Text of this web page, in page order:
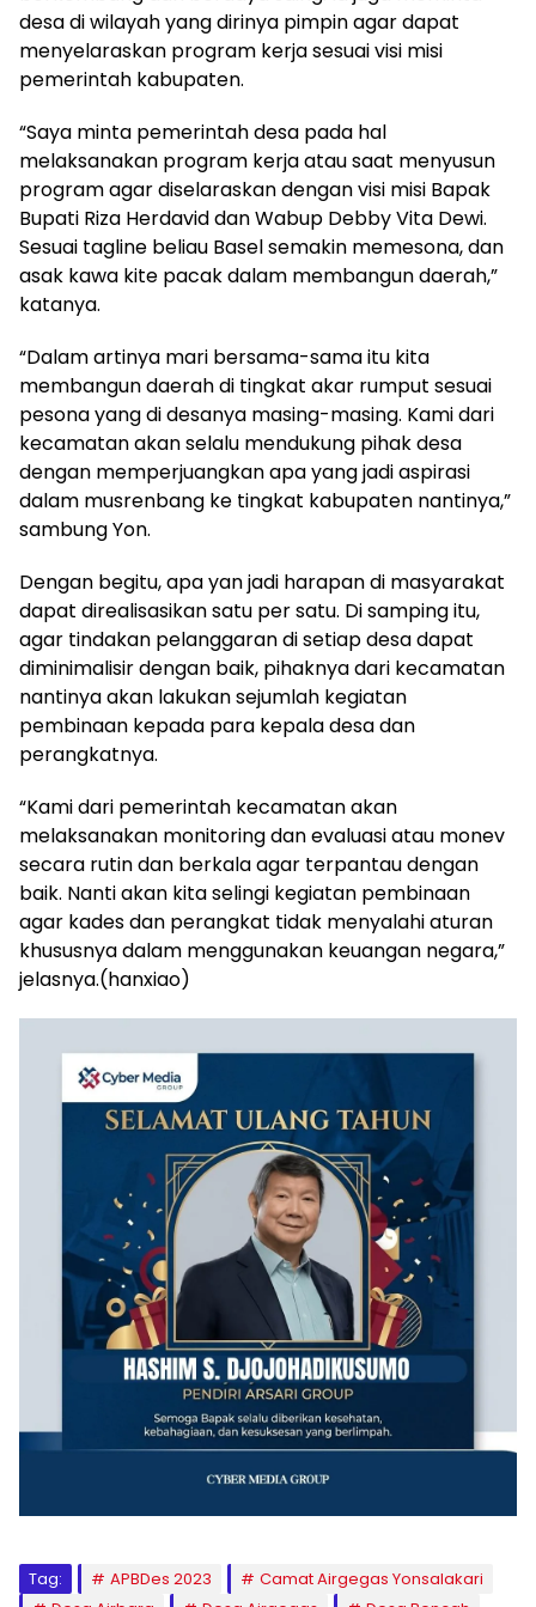
desa di wilayah yang dirinya pimpin agar dapat
menyelaraskan program kerja sesuai visi misi
pemerintah kabupaten.
“Saya minta pemerintah desa pada hal
melaksanakan program kerja atau saat menyusun
program agar diselaraskan dengan visi misi Bapak
Bupati Riza Herdavid dan Wabup Debby Vita Dewi.
Sesuai tagline beliau Basel semakin memesona, dan
asak kawa kite pacak dalam membangun daerah,”
katanya.
“Dalam artinya mari bersama-sama itu kita
membangun daerah di tingkat akar rumput sesuai
pesona yang di desanya masing-masing. Kami dari
kecamatan akan selalu mendukung pihak desa
dengan memperjuangkan apa yang jadi aspirasi
dalam musrenbang ke tingkat kabupaten nantinya,”
sambung Yon.
Dengan begitu, apa yan jadi harapan di masyarakat
dapat direalisasikan satu per satu. Di samping itu,
agar tindakan pelanggaran di setiap desa dapat
diminimalisir dengan baik, pihaknya dari kecamatan
nantinya akan lakukan sejumlah kegiatan
pembinaan kepada para kepala desa dan
perangkatnya.
“Kami dari pemerintah kecamatan akan
melaksanakan monitoring dan evaluasi atau monev
secara rutin dan berkala agar terpantau dengan
baik. Nanti akan kita selingi kegiatan pembinaan
agar kades dan perangkat tidak menyalahi aturan
khususnya dalam menggunakan keuangan negara,”
jelasnya.(hanxiao)
Tag: APBDes 2023
Camat Airgegas Yonsalakari